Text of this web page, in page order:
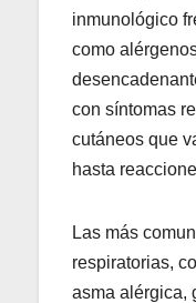
inmunológico
como
con síntomas
cutáneos que
hasta
Las más
respiratorias,
asma alérgica,